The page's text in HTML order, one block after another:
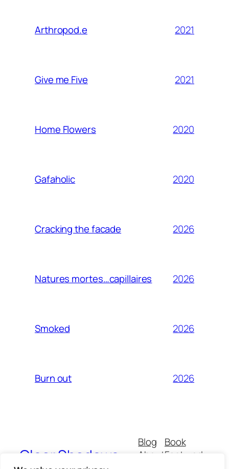
Arthropod.e 2021
Give me Five 2021
Home Flowers 2020
Gafaholic 2020
Cracking the facade 2026
Natures mortes…capillaires 2026
Smoked 2026
Burn out 2026
Clear Shadows
Blog
About
Book
Featured